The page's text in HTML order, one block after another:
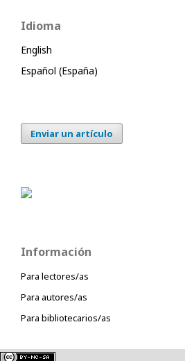
Idioma
English
Español (España)
Enviar un artículo
Información
Para lectores/as
Para autores/as
Para bibliotecarios/as